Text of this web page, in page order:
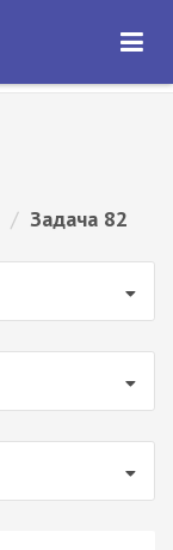
ОТКРЫТЬ
/ Задача 82